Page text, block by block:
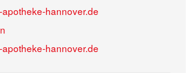
hannover.de
hannover.de